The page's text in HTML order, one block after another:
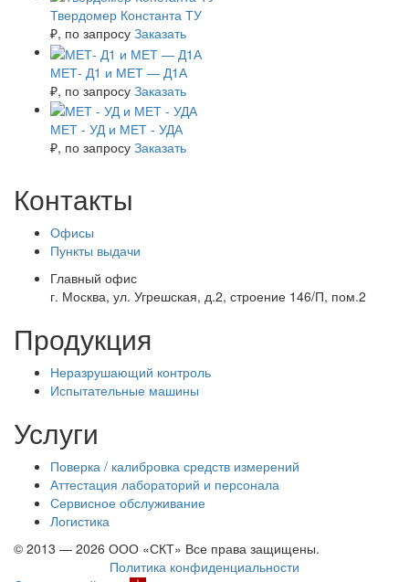
Твердомер Константа ТУ
₽, по запросу Заказать
МЕТ- Д1 и МЕТ — Д1А
₽, по запросу Заказать
МЕТ - УД и МЕТ - УДА
₽, по запросу Заказать
Контакты
Офисы
Пункты выдачи
Главный офис
г. Москва, ул. Угрешская, д.2, строение 146/П, пом.2
Продукция
Неразрушающий контроль
Испытательные машины
Услуги
Поверка / калибровка средств измерений
Аттестация лабораторий и персонала
Сервисное обслуживание
Логистика
© 2013 — 2026 ООО «СКТ» Все права защищены.
Политика конфиденциальности